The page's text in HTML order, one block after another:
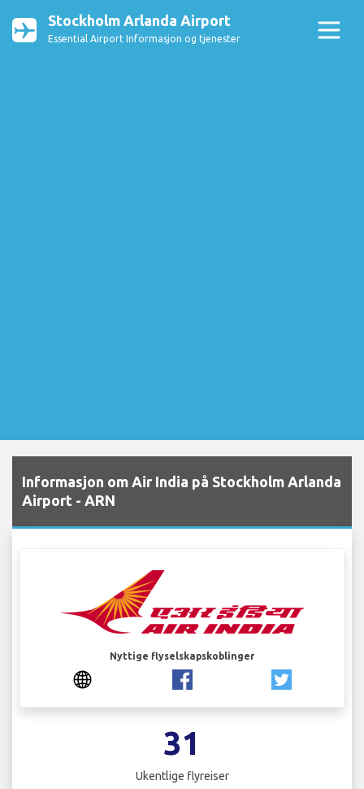
Stockholm Arlanda Airport
Essential Airport Informasjon og tjenester
Informasjon om Air India på Stockholm Arlanda
Airport - ARN
Nyttige flyselskapskoblinger
31
Ukentlige flyreiser